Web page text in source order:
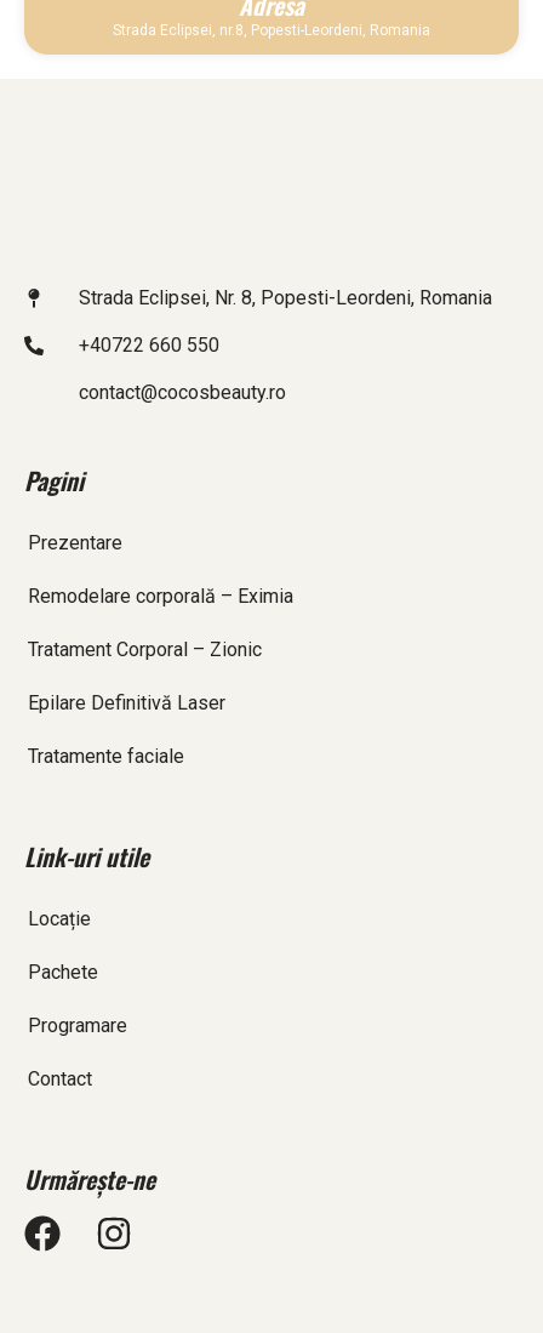
Strada Eclipsei, nr.8, Popesti-Leordeni, Romania
Strada Eclipsei, Nr. 8, Popesti-Leordeni, Romania
+40722 660 550
contact@cocosbeauty.ro
Pagini
Prezentare
Remodelare corporală – Eximia
Tratament Corporal – Zionic
Epilare Definitivă Laser
Tratamente faciale
Link-uri utile
Locație
Pachete
Programare
Contact
Urmărește-ne